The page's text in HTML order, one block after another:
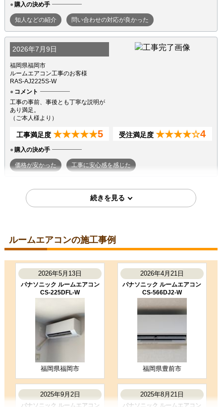
購入の決め手
知人などの紹介 問い合わせの対応が良かった
2026年7月9日
福岡県福岡市
ルームエアコン工事のお客様
RAS-AJ2225S-W
コメント
工事の事前、事後とも丁寧な説明が
あり満足。
（ご本人様より）
工事満足度 ★★★★★5 受注満足度 ★★★★☆4
購入の決め手
価格が安かった 工事に安心感を感じた
2026年7月7日
コメント
段取りも良く、エアコン取付後のチ
ても良かったです。ありがとうござ
いました。
（ご本人様より）
工事満足度 ★★★★★ 受注満足度 ★★★☆☆
購入の決め手
商品選定がしやすかった
工事に安心感を感じた
ルームエアコンの施工事例
2026年5月13日
パナソニック ルームエアコン
CS-225DFL-W
福岡県福岡市
2026年4月21日
パナソニック ルームエアコン
CS-566DJ2-W
福岡県豊前市
2025年9月2日 2025年8月21日